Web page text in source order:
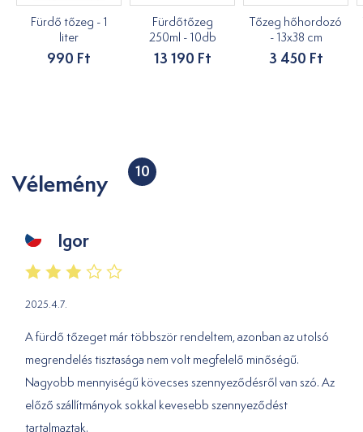
Fürdő tőzeg - 1
liter
990 Ft
Fürdőtőzeg
250ml - 10db
13 190 Ft
Tőzeg hőhordozó
- 13x38 cm
3 450 Ft
Vélemény 10
Igor
2025.4.7.
A fürdő tőzeget már többször rendeltem, azonban az utolsó
megrendelés tisztasága nem volt megfelelő minőségű.
Nagyobb mennyiségű kövecses szennyeződésről van szó. Az
előző szállítmányok sokkal kevesebb szennyeződést
tartalmaztak.